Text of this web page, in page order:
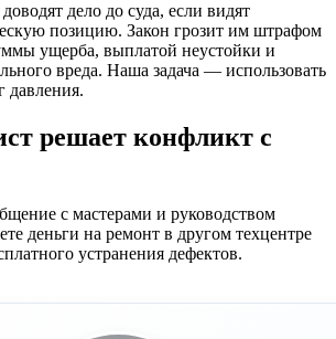
дело до суда, если видят
позицию. Закон грозит им штрафом
ущерба, выплатой неустойки и
вреда. Наша задача — использовать
давления.
решает конфликт с
с мастерами и руководством
деньги на ремонт в другом техцентре
устранения дефектов.